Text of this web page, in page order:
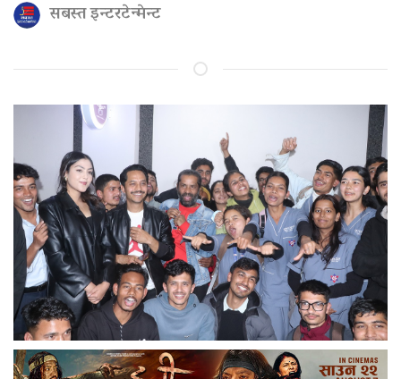
सबस्त इन्टरटेन्मेन्ट